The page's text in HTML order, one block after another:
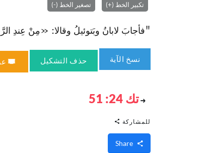
تكبير الخط (+) تصغير الخط (-)
"فأجابَ لابانُ وبَتوئيلُ وقالا: «مِنْ عِندِ
نسخ الآية حذف التشكيل
تك 24: 51
للمشاركة